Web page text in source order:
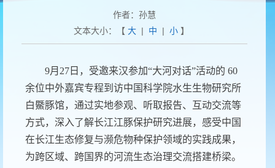
作者：孙慧
文本大小：【 大| 中 | 小】
9月27日，受邀来汉参加“大河对话”活动的 60
余位中外嘉宾专程到访中国科学院水生生物研究所
白鱀豚馆，通过实地参观、听取报告、互动交流等
方式，深入了解长江江豚保护研究进展，感受中国
在长江生态修复与濒危物种保护领域的实践成果，
为跨区域、跨国界的河流生态治理交流搭建桥梁。